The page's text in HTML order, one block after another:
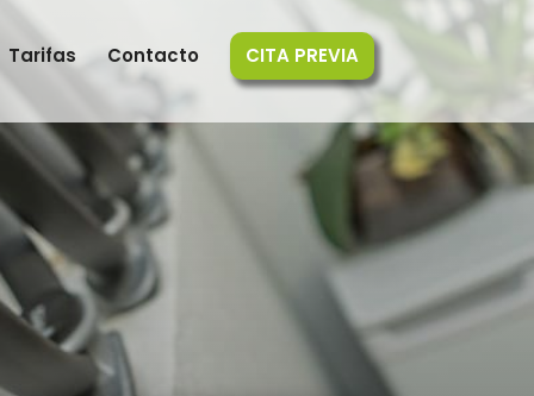
Tarifas Contacto CITA PREVIA